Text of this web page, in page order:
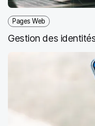
o
Pages Web
Gestion des